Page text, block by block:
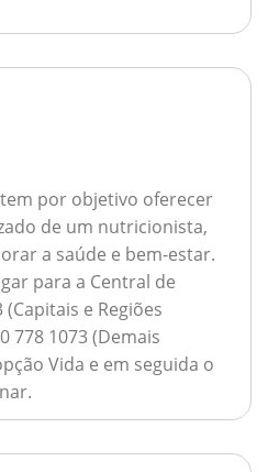
por objetivo oferecer
de um nutricionista,
a saúde e bem-estar.
para a Central de
e Regiões
778 1073 (Demais
Vida e em seguida o